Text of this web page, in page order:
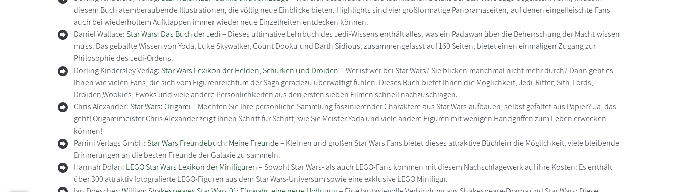
diesem Buch atemberaubende Illustrationen, die völlig neue Einblicke bieten. Highlights sind vier großformatige Panoramaseiten, auf denen eingefleischte Fans
auch bei wiederholtem Aufklappen immer wieder neue Einzelheiten entdecken können.
Daniel Wallace: Star Wars: Das Buch der Jedi– Dieses ultimative Lehrbuch des Jedi-Wissens enthält alles, was ein Padawan über die Beherrschung der Macht wissen
muss. Das geballte Wissen von Yoda, Luke Skywalker, Count Dooku und Darth Sidious, zusammengefasst auf 160 Seiten, bietet einen einmaligen Zugang zur
Philosophie des Jedi-Ordens.
Dorling Kindersley Verlag: Star Wars Lexikon der Helden, Schurken und Droiden– Wer ist wer bei Star Wars? Sie blicken manchmal nicht mehr durch? Dann geht es
Ihnen wie vielen Fans, die sich vom Figurenreichtum der Saga geradezu überwältigt fühlen. Dieses Buch bietet Ihnen die Möglichkeit, Jedi-Ritter, Sith-Lords,
Droiden,Wookies, Ewoks und viele andere Persönlichkeiten aus den ersten sieben Filmen schnell nachzuschlagen.
Chris Alexander: Star Wars: Origami– Möchten Sie Ihre persönliche Sammlung faszinierender Charaktere aus Star Wars aufbauen, selbst gefaltet aus Papier? Ja, das
geht! Origamimeister Chris Alexander zeigt Ihnen Schritt für Schritt, wie Sie Meister Yoda und viele andere Figuren mit wenigen Handgriffen zum Leben erwecken
können!
Panini Verlags GmbH: Star Wars Freundebuch: Meine Freunde– Kleinen und großen Star Wars Fans bietet dieses attraktive Büchlein die Möglichkeit, viele bleibende
Erinnerungen an die besten Freunde der Galaxie zu sammeln.
Hannah Dolan: LEGO Star Wars Lexikon der Minifiguren– Sowohl Star Wars- als auch LEGO-Fans kommen mit diesem Nachschlagewerk auf ihre Kosten: Es enthält
über 300 attraktiv fotografierte LEGO-Figuren aus dem Star Wars-Universum sowie eine exklusive LEGO Minifigur.